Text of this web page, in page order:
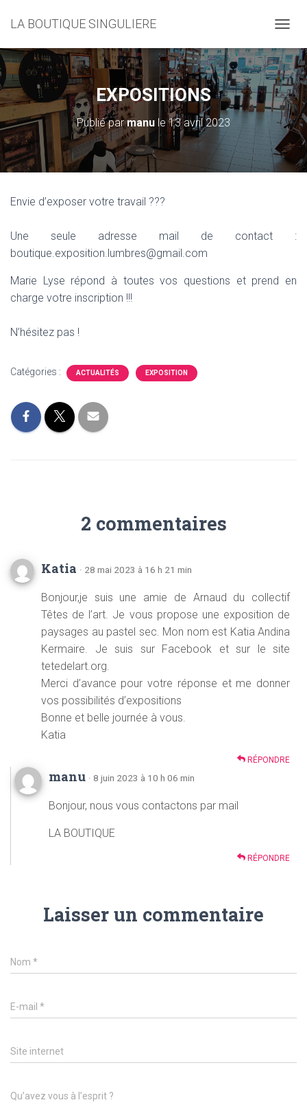
LA BOUTIQUE SINGULIERE
É
P
L
I
E
R
L
A
N
EXPOSITIONS
Publié parmanu le13 avril 2023
Envie d’exposer votre travail ???
Une seule adresse mail de contact :
boutique.exposition.lumbres@gmail.com
Marie Lyse répond à toutes vos questions et prend en
charge votre inscription !!!
N’hésitez pas !
Catégories : ACTUALITÉS EXPOSITION
2 commentaires
Katia · 28 mai 2023 à 16 h 21 min
Bonjour,je suis une amie de Arnaud du collectif
Têtes de l’art. Je vous propose une exposition de
paysages au pastel sec. Mon nom est Katia Andina
Kermaire. Je suis sur Facebook et sur le site
tetedelart.org.
Merci d’avance pour votre réponse et me donner
vos possibilités d’expositions
Bonne et belle journée à vous.
Katia
RÉPONDRE
manu · 8 juin 2023 à 10 h 06 min
Bonjour, nous vous contactons par mail
LA BOUTIQUE
RÉPONDRE
Laisser un commentaire
Nom *
E-mail *
Site internet
Qu’avez vous à l’esprit ?